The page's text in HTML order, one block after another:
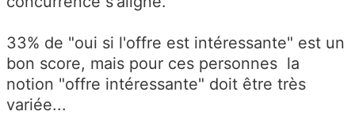
33% de "oui si l'offre est intéressante" est un
bon score, mais pour ces personnes la
notion "offre intéressante" doit être très
variée...